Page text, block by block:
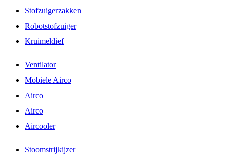
Stofzuigerzakken
Robotstofzuiger
Kruimeldief
Ventilator
Mobiele Airco
Airco
Airco
Aircooler
Stoomstrijkijzer